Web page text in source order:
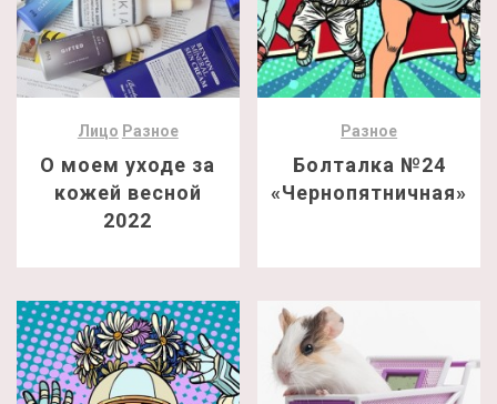
Лицо Разное
О моем уходе за
кожей весной
2022
Разное
Болталка №24
«Чернопятничная»